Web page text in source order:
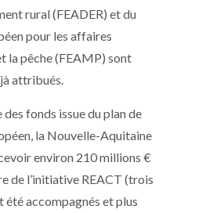
rural (FEADER) et du
pour les affaires
la pêche (FEAMP) sont
attribués.
des fonds issue du plan de
la Nouvelle-Aquitaine
environ 210 millions €
de l’initiative REACT (trois
été accompagnés et plus